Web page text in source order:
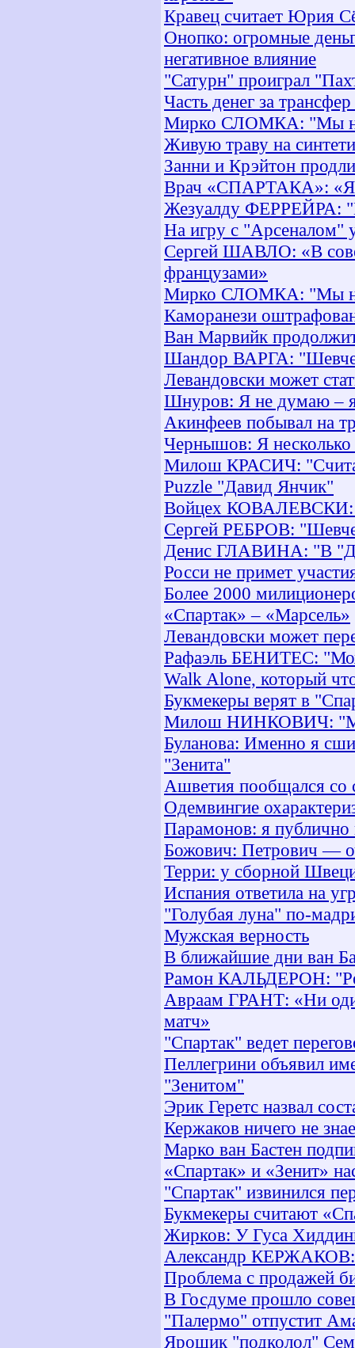
Кравец считает Юрия
Онопко: огромные
негативное влияние
"Сатурн" проиграл
Часть денег за
Мирко СЛОМКА: "Мы
Живую траву на
Занни и Крэйтон
Врач «СПАРТАКА»: «Я
Жезуалду ФЕРРЕЙРА:
На игру с "Арсеналом"
Сергей ШАВЛО: «В
французами»
Мирко СЛОМКА: "Мы
Каморанези
Ван Марвийк
Шандор ВАРГА:
Левандовски может
Шнуров: Я не думаю –
Акинфеев побывал на
Чернышов: Я
Милош КРАСИЧ:
Puzzle "Давид Янчик"
Войцех КОВАЛЕВСКИ:
Сергей РЕБРОВ:
Денис ГЛАВИНА: "В
Росси не примет
Более 2000
«Спартак» – «Марсель»
Левандовски может
Рафаэль БЕНИТЕС:
Walk Alone, который
Букмекеры верят в
Милош НИНКОВИЧ: "Мы
Буланова: Именно я
"Зенита"
Ашветия пообщался
Одемвингие
Парамонов: я публично
Божович: Петрович —
Терри: у сборной
Испания ответила на
"Голубая луна" по-
Мужская верность
В ближайшие дни ван
Рамон КАЛЬДЕРОН:
Авраам ГРАНТ: «Ни
матч»
"Спартак" ведет
Пеллегрини объявил
"Зенитом"
Эрик Геретс назвал
Кержаков ничего не
Марко ван Бастен
«Спартак» и «Зенит»
"Спартак" извинился
Букмекеры считают
Жирков: У Гуса
Александр КЕРЖАКОВ:
Проблема с продажей
В Госдуме прошло
"Палермо" отпустит
Ярошик "подколол"